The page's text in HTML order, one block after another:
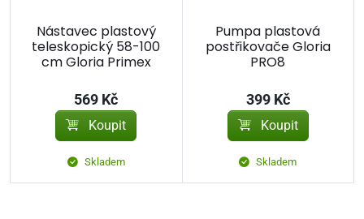
Nástavec plastový
teleskopický 58-100
cm Gloria Primex
569 Kč
Koupit
Skladem
Pumpa plastová
postřikovače Gloria
PRO8
399 Kč
Koupit
Skladem